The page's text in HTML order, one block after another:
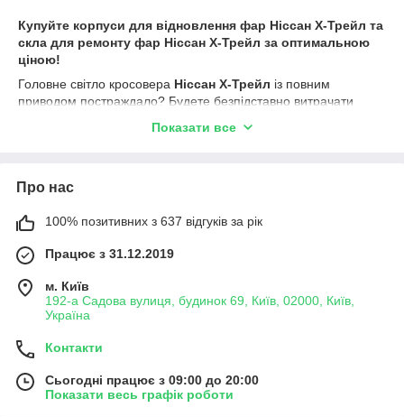
Купуйте корпуси для відновлення фар Ніссан Х-Трейл та
скла для ремонту фар Ніссан Х-Трейл за оптимальною
ціною!
Головне світло кросовера Ніссан Х-Трейл із повним
приводом постраждало? Будете безпідставно витрачати
замінити тільки зовнішню частину фари (а саме скло фари), і
Супермаркет автозапчастин головного світла
фар не тількиНіссана , а й інших машин.
«Чому потіють фари на автомобілі?», «Чому з'явилися
клієнти та не знають, що робити. Ще є низка проблем, із
якими стикаються наші клієнти: фари постраждали в ДТП,
скло на фарі вицвіло, пожовкло, помутніло, фара виглядає
старою і змученою.
Тюнінг? Ремонт? Заміна? Відновлення? Покупка нової
фари?
Ці питання крутяться у голові кожного водія. Так, вибір не
Показати все
Про нас
100% позитивних з 637 відгуків за рік
Працює з 31.12.2019
м. Київ
192-а Садова вулиця, будинок 69, Київ, 02000, Київ,
Україна
Контакти
Сьогодні працює з 09:00 до 20:00
Показати весь графік роботи